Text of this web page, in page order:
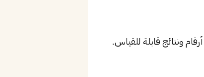
ونتائج قابلة للقياس.